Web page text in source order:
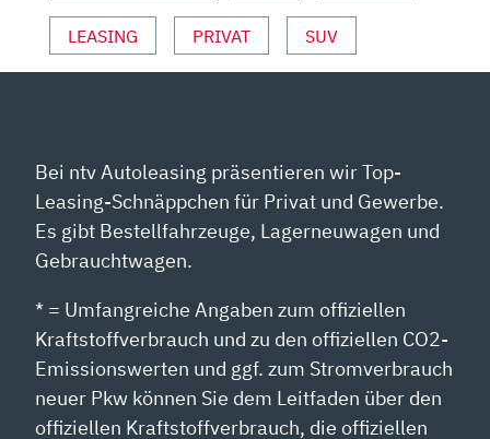
SPORT“
VON
YOUTUBE
LEASING PRIVAT SUV
Bei ntv Autoleasing präsentieren wir Top-
Leasing-Schnäppchen für Privat und Gewerbe.
Es gibt Bestellfahrzeuge, Lagerneuwagen und
Gebrauchtwagen.
* = Umfangreiche Angaben zum offiziellen
Kraftstoffverbrauch und zu den offiziellen CO2-
Emissionswerten und ggf. zum Stromverbrauch
neuer Pkw können Sie dem Leitfaden über den
offiziellen Kraftstoffverbrauch, die offiziellen